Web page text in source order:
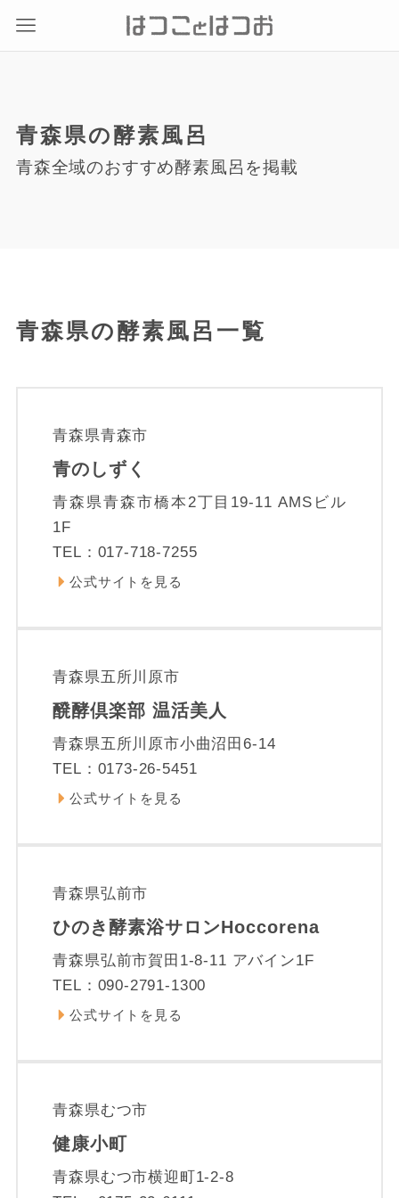
青森県の酵素風呂
青森全域のおすすめ酵素風呂を掲載
青森県の酵素風呂一覧
青森県青森市
青のしずく
青森県青森市橋本2丁目19-11 AMSビル
1F
TEL：017-718-7255
公式サイトを見る
青森県五所川原市
醗酵倶楽部 温活美人
青森県五所川原市小曲沼田6-14
TEL：0173-26-5451
公式サイトを見る
青森県弘前市
ひのき酵素浴サロンHoccorena
青森県弘前市賀田1-8-11 アバイン1F
TEL：090-2791-1300
公式サイトを見る
青森県むつ市
健康小町
青森県むつ市横迎町1-2-8